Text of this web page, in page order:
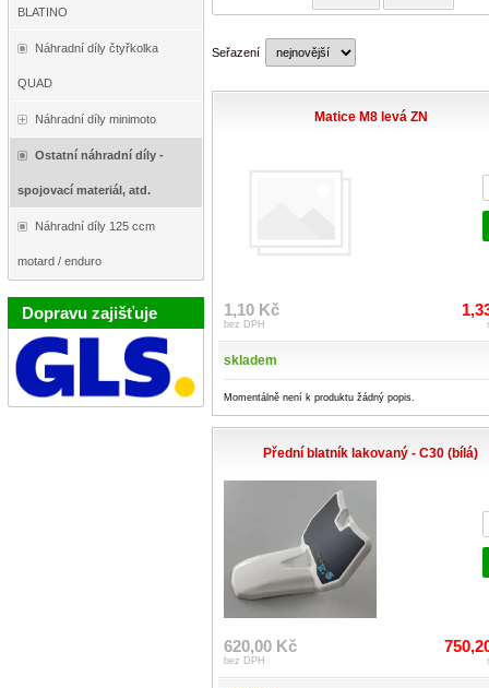
BLATINO
Náhradní díly čtyřkolka
QUAD
Náhradní díly minimoto
Ostatní náhradní díly -
spojovací materiál, atd.
Náhradní díly 125 ccm
motard / enduro
Dopravu zajišťuje
Seřazení
Matice M8 levá ZN
1,10 Kč
bez DPH
skladem
Momentálně není k produktu žádný popis.
Přední blatník lakovaný - C30 (bílá)
620,00 Kč
bez DPH